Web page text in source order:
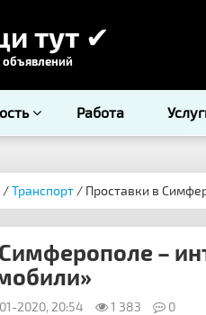
тут ✔
объявлений
Работа
/Транспорт / Проставки в
–
2020, 20:54 1 383 0